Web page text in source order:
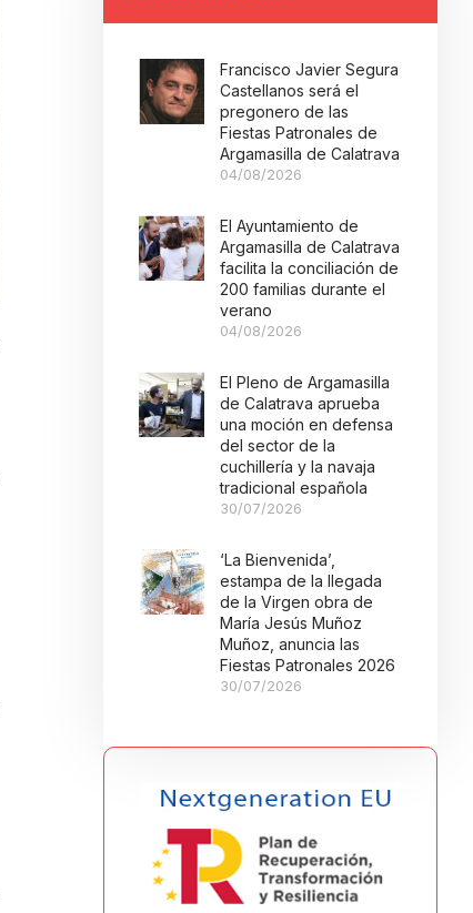
Francisco Javier Segura
Castellanos será el
pregonero de las
Fiestas Patronales de
Argamasilla de Calatrava
04/08/2026
El Ayuntamiento de
Argamasilla de Calatrava
facilita la conciliación de
200 familias durante el
verano
04/08/2026
El Pleno de Argamasilla
de Calatrava aprueba
una moción en defensa
del sector de la
cuchillería y la navaja
tradicional española
30/07/2026
‘La Bienvenida’,
estampa de la llegada
de la Virgen obra de
María Jesús Muñoz
Muñoz, anuncia las
Fiestas Patronales 2026
30/07/2026